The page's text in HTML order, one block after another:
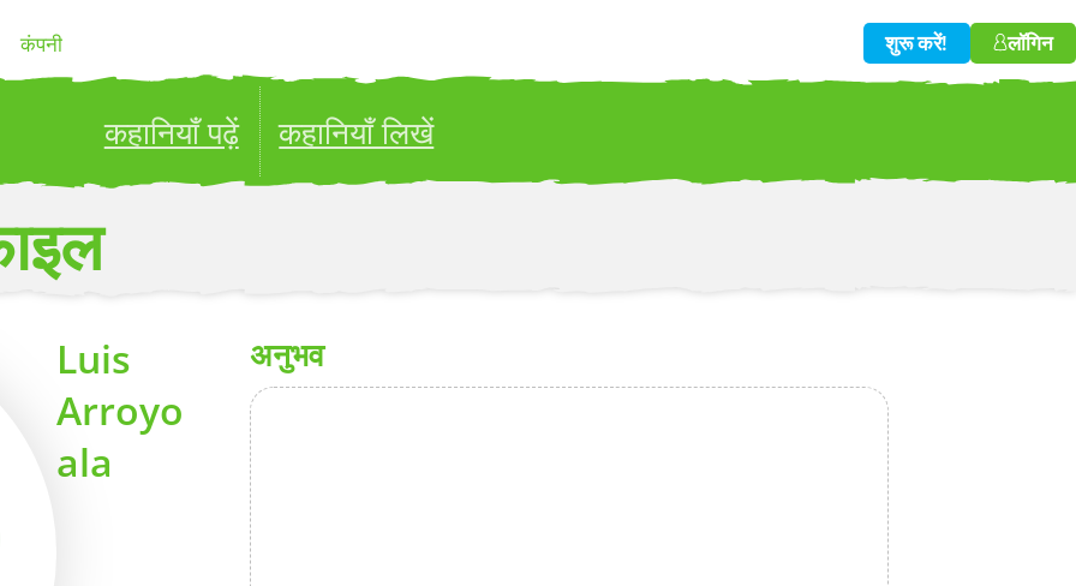
कंपनी शुरू करें! लॉगिन
कहानियाँ पढ़ें कहानियाँ लिखें
Luis
Arroyo
ala
अनुभव